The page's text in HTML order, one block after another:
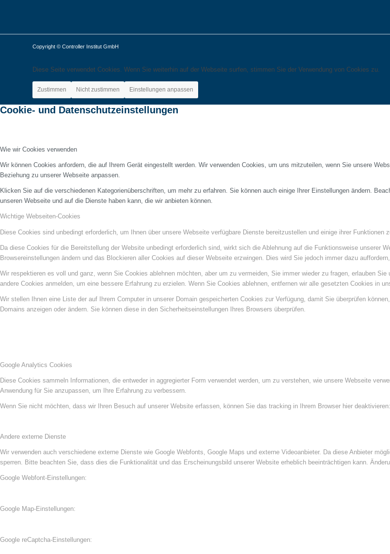
Copyright © Controller Institut GmbH
Diese Seite verwendet Cookies. Wenn Sie weiterhin auf der Webseite surfen, stimmen Sie der Verwendung von Cookies zu.
Zustimmen Nicht zustimmen Einstellungen anpassen
Cookie- und Datenschutzeinstellungen
Wie wir Cookies verwenden
Wir können Cookies anfordern, die auf Ihrem Gerät eingestellt werden. Wir verwenden Cookies, um uns mitzuteilen, wenn Sie unsere
Beziehung zu unserer Webseite anpassen.
Klicken Sie auf die verschiedenen Kategorienüberschriften, um mehr zu erfahren. Sie können auch einige Ihrer Einstellungen ändern.
unseren Webseite und auf die Dienste haben kann, die wir anbieten können.
Wichtige Webseiten-Cookies
Diese Cookies sind unbedingt erforderlich, um Ihnen über unsere Webseite verfügbare Dienste bereitzustellen und einige ihrer Funktionen
Da diese Cookies für die Bereitstellung der Website unbedingt erforderlich sind, wirkt sich die Ablehnung auf die Funktionsweise unserer
Browsereinstellungen ändern und das Blockieren aller Cookies auf dieser Webseite erzwingen. Dies wird Sie jedoch immer dazu
Wir respektieren es voll und ganz, wenn Sie Cookies ablehnen möchten, aber um zu vermeiden, Sie immer wieder zu fragen, erlauben
andere Cookies anmelden, um eine bessere Erfahrung zu erzielen. Wenn Sie Cookies ablehnen, entfernen wir alle gesetzten Cookies in
Wir stellen Ihnen eine Liste der auf Ihrem Computer in unserer Domain gespeicherten Cookies zur Verfügung, damit Sie überprüfen
Domains anzeigen oder ändern. Sie können diese in den Sicherheitseinstellungen Ihres Browsers überprüfen.
Google Analytics Cookies
Diese Cookies sammeln Informationen, die entweder in aggregierter Form verwendet werden, um zu verstehen, wie unsere Webseite
Anwendung für Sie anzupassen, um Ihre Erfahrung zu verbessern.
Wenn Sie nicht möchten, dass wir Ihren Besuch auf unserer Website erfassen, können Sie das tracking in Ihrem Browser hier deaktivieren:
Andere externe Dienste
Wir verwenden auch verschiedene externe Dienste wie Google Webfonts, Google Maps und externe Videoanbieter. Da diese Anbieter
sperren. Bitte beachten Sie, dass dies die Funktionalität und das Erscheinungsbild unserer Website erheblich beeinträchtigen kann.
Google Webfont-Einstellungen:
Google Map-Einstellungen:
Google reCaptcha-Einstellungen: